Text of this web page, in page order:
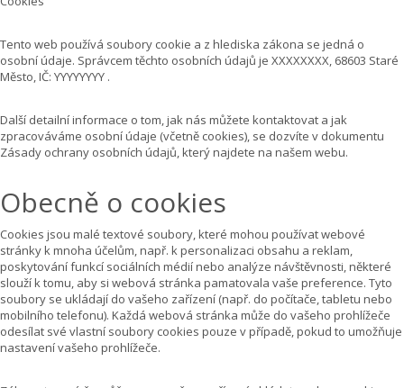
Tento web používá soubory cookie a z hlediska zákona se jedná o
osobní údaje. Správcem těchto osobních údajů je XXXXXXXX, 68603 Staré
Město, IČ: YYYYYYYY .
Další detailní informace o tom, jak nás můžete kontaktovat a jak
zpracováváme osobní údaje (včetně cookies), se dozvíte v dokumentu
Zásady ochrany osobních údajů, který najdete na našem webu.
Obecně o cookies
Cookies jsou malé textové soubory, které mohou používat webové
stránky k mnoha účelům, např. k personalizaci obsahu a reklam,
poskytování funkcí sociálních médií nebo analýze návštěvnosti, některé
slouží k tomu, aby si webová stránka pamatovala vaše preference. Tyto
soubory se ukládají do vašeho zařízení (např. do počítače, tabletu nebo
mobilního telefonu). Každá webová stránka může do vašeho prohlížeče
odesílat své vlastní soubory cookies pouze v případě, pokud to umožňuje
nastavení vašeho prohlížeče.